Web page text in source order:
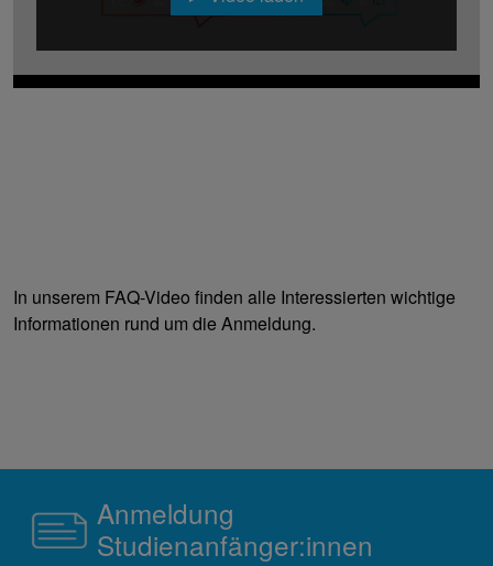
In unserem FAQ-Video finden alle Interessierten wichtige
Informationen rund um die Anmeldung.
Anmeldung
Studienanfänger:innen